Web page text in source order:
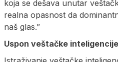
koja se dešava unutar
realna opasnost da
naš glas.”
Uspon veštačke inteligencije